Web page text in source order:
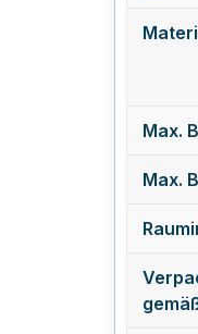
Max.
Max.